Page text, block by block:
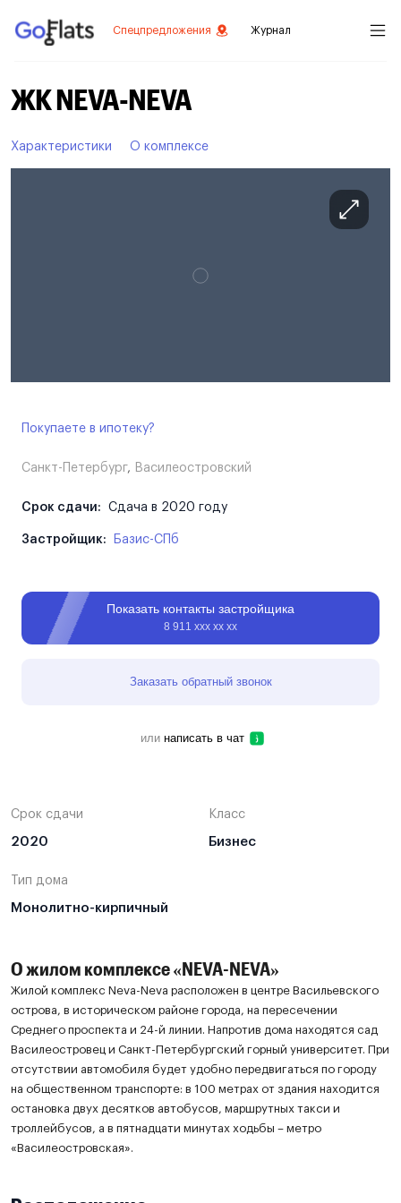
Спецпредложения Журнал
ЖК NEVA-NEVA
Характеристики О комплексе
Покупаете в ипотеку?
Санкт-Петербург, Василеостровский
Срок сдачи: Сдача в 2020 году
Застройщик: Базис-СПб
Показать контакты застройщика
8 911 ххх хх хх
Заказать обратный звонок
или написать в чат
Срок сдачи
2020
Класс
Бизнес
Тип дома
Монолитно-кирпичный
О жилом комплексе «NEVA-NEVA»
Жилой комплекс Neva-Neva расположен в центре Васильевского
острова, в историческом районе города, на пересечении
Среднего проспекта и 24-й линии. Напротив дома находятся сад
Василеостровец и Санкт-Петербургский горный университет. При
отсутствии автомобиля будет удобно передвигаться по городу
на общественном транспорте: в 100 метрах от здания находится
остановка двух десятков автобусов, маршрутных такси и
троллейбусов, а в пятнадцати минутах ходьбы – метро
«Василеостровская».